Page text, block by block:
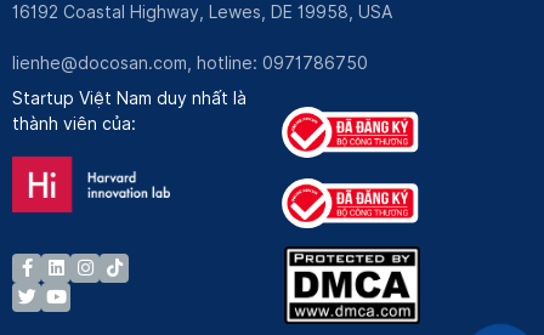
16192 Coastal Highway, Lewes, DE 19958, USA
lienhe@docosan.com, hotline: 0971786750
Startup Việt Nam duy nhất là
thành viên của: